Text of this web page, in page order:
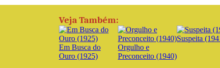
Veja Também:
Em Busca do
Ouro (1925)
Orgulho e
Preconceito (1940)
Suspeita